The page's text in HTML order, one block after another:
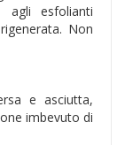
agli esfolianti
Non
e asciutta,
imbevuto di